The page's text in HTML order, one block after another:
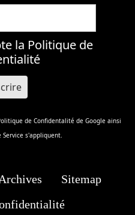
la Politique de
de Confidentalité de Google ainsi
Service s'appliquent.
Archives
Sitemap